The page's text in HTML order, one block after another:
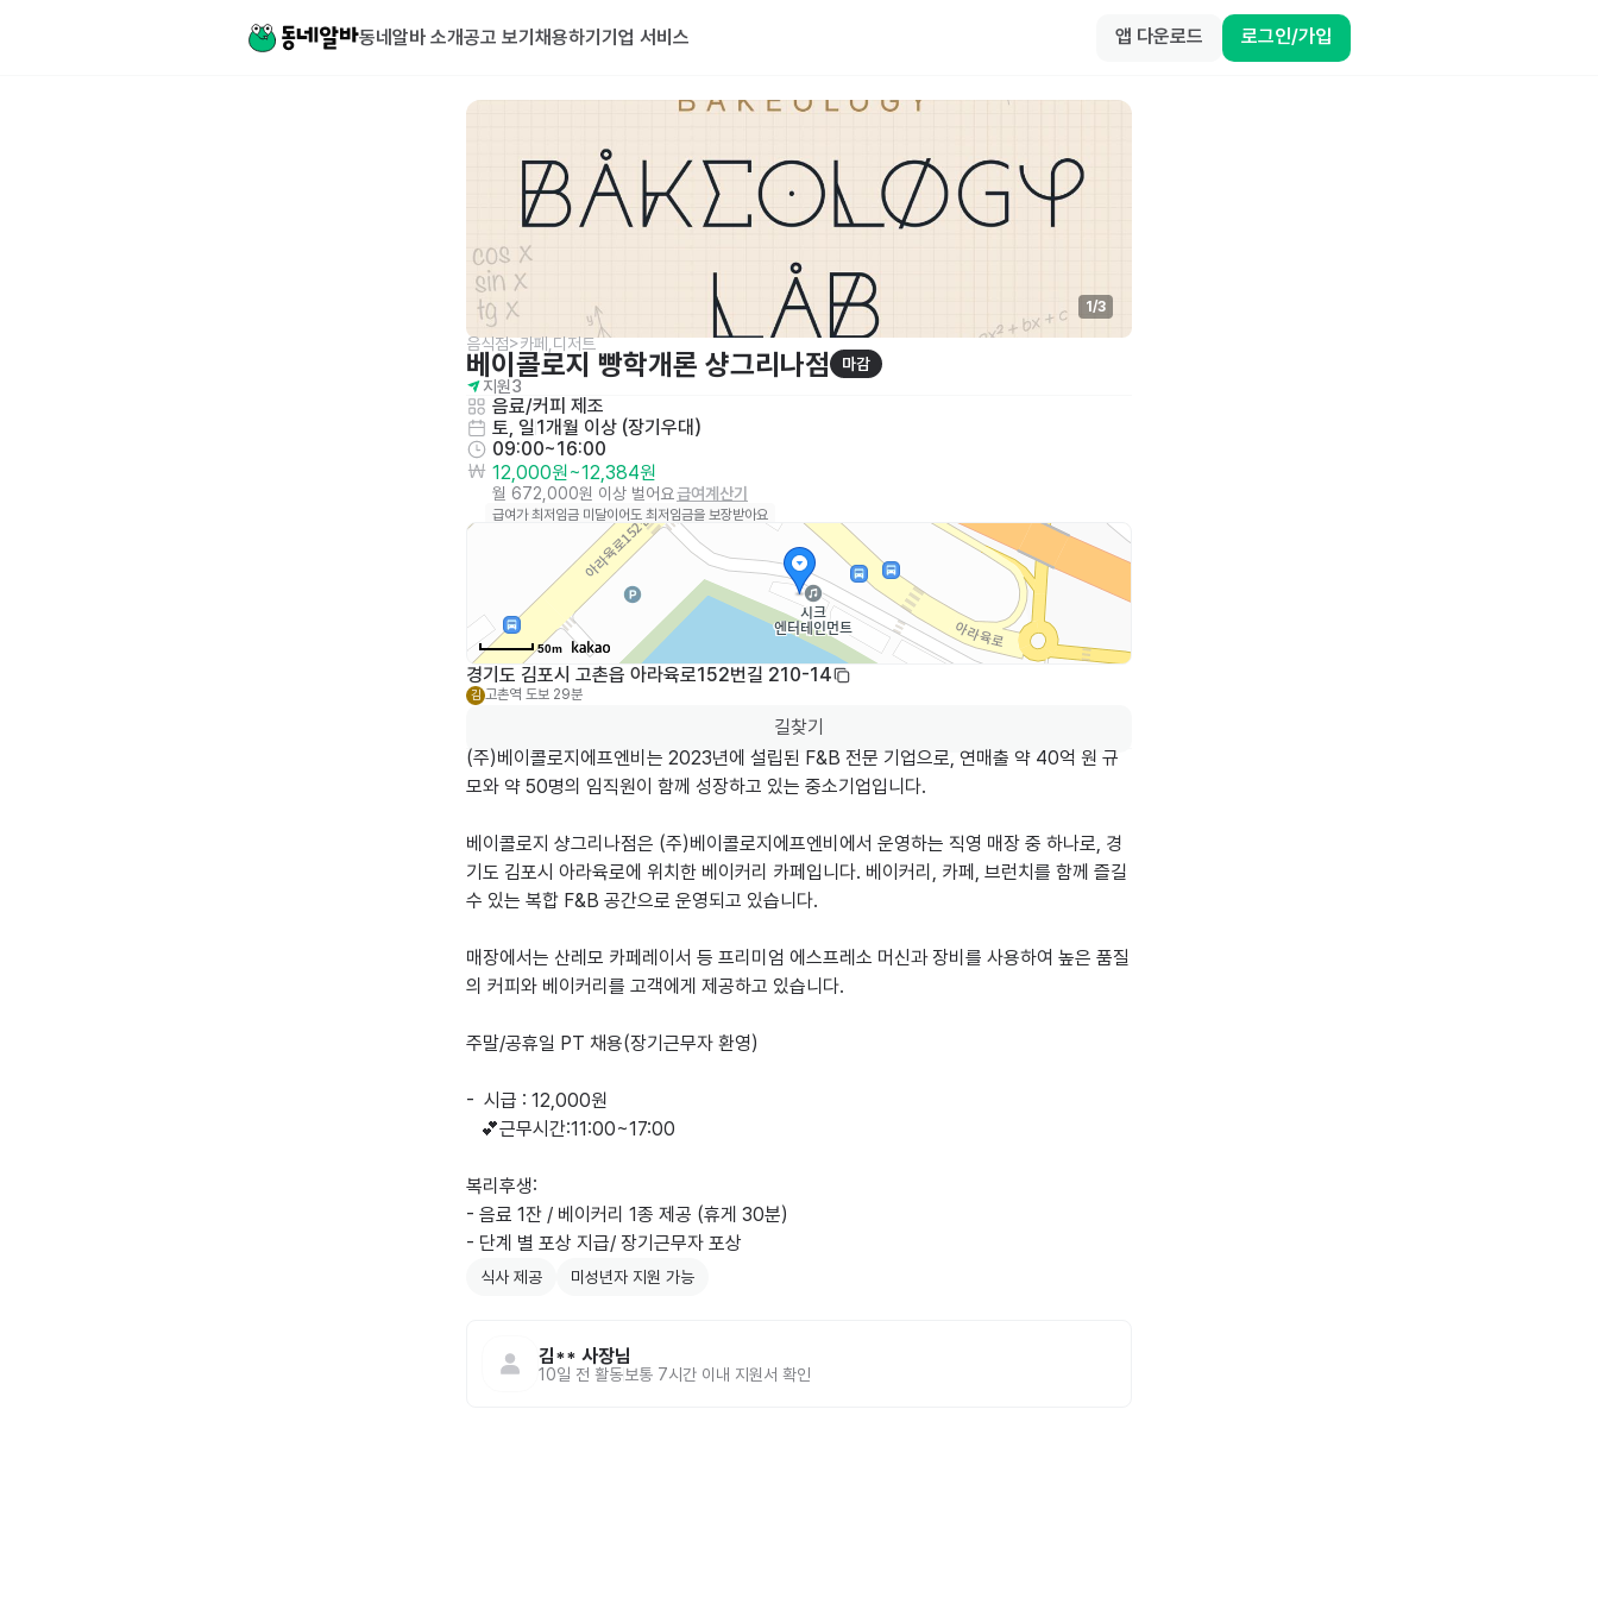
동네알바 소개공고 보기 채용하기 기업 서비스 앱 다운로드 로그인/가입
1/3
음식점>카페,디저트
베이콜로지 빵학개론 샹그리나점
마감
지원3
음료/커피 제조
토, 일1개월 이상 (장기우대)
09:00~16:00
12,000원~12,384원
월 672,000원 이상 벌어요급여계산기
급여가 최저임금 미달이어도 최저임금을 보장받아요
50m
경기도 김포시 고촌읍 아라육로152번길 210-14
김 고촌역 도보 29분
길찾기
(주)베이콜로지에프엔비는 2023년에 설립된 F&B 전문 기업으로, 연매출 약 40억 원 규
모와 약 50명의 임직원이 함께 성장하고 있는 중소기업입니다.
베이콜로지 샹그리나점은 (주)베이콜로지에프엔비에서 운영하는 직영 매장 중 하나로, 경
기도 김포시 아라육로에 위치한 베이커리 카페입니다. 베이커리, 카페, 브런치를 함께 즐길
수 있는 복합 F&B 공간으로 운영되고 있습니다.
매장에서는 산레모 카페레이서 등 프리미엄 에스프레소 머신과 장비를 사용하여 높은 품질
의 커피와 베이커리를 고객에게 제공하고 있습니다.
주말/공휴일 PT 채용(장기근무자 환영)
-  시급 : 12,000원
복리후생:
- 음료 1잔 / 베이커리 1종 제공 (휴게 30분)
- 단계 별 포상 지급/ 장기근무자 포상
식사 제공 미성년자 지원 가능
김** 사장님
10일 전 활동보통 7시간 이내 지원서 확인